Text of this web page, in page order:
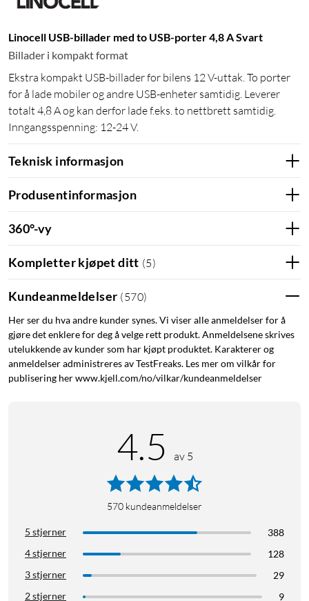
Linocell USB-billader med to USB-porter 4,8 A Svart
Billader i kompakt format
Ekstra kompakt USB-billader for bilens 12 V-uttak. To porter
for å lade mobiler og andre USB-enheter samtidig. Leverer
totalt 4,8 A og kan derfor lade f.eks. to nettbrett samtidig.
Inngangsspenning: 12-24 V.
Teknisk informasjon
Produsentinformasjon
360°-vy
Kompletter kjøpet ditt (5)
Kundeanmeldelser (570)
Her ser du hva andre kunder synes. Vi viser alle anmeldelser for å
gjøre det enklere for deg å velge rett produkt. Anmeldelsene skrives
utelukkende av kunder som har kjøpt produktet. Karakterer og
anmeldelser administreres av TestFreaks. Les mer om vilkår for
publisering her www.kjell.com/no/vilkar/kundeanmeldelser
4.5 av 5
570 kundeanmeldelser
5 stjerner
388
4 stjerner
128
3 stjerner
29
2 stjerner
9